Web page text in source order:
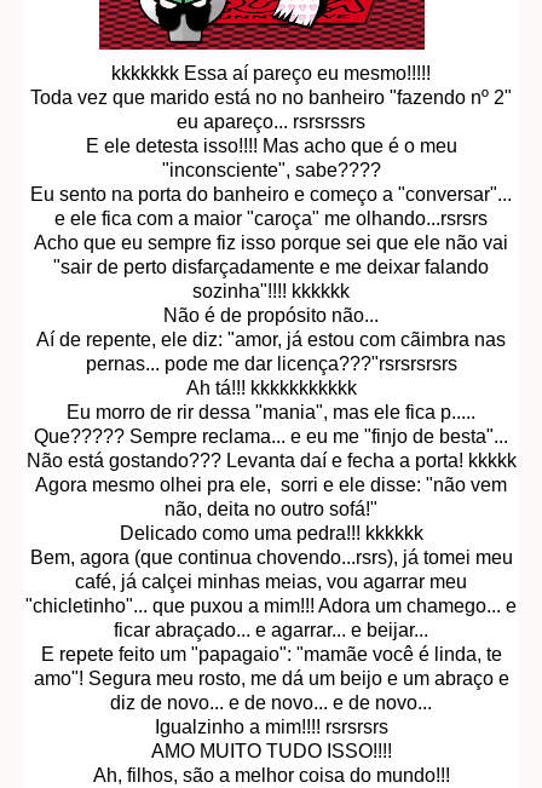
kkkkkkk Essa aí pareço eu mesmo!!!!!
Toda vez que marido está no no banheiro "fazendo nº 2"
eu apareço... rsrsrssrs
E ele detesta isso!!!! Mas acho que é o meu
"inconsciente", sabe????
Eu sento na porta do banheiro e começo a "conversar"...
e ele fica com a maior "caroça" me olhando...rsrsrs
Acho que eu sempre fiz isso porque sei que ele não vai
"sair de perto disfarçadamente e me deixar falando
sozinha"!!!! kkkkkk
Não é de propósito não...
Aí de repente, ele diz: "amor, já estou com cãimbra nas
pernas... pode me dar licença???"rsrsrsrsrs
Ah tá!!! kkkkkkkkkkk
Eu morro de rir dessa "mania", mas ele fica p.....
Que????? Sempre reclama... e eu me "finjo de besta"...
Não está gostando??? Levanta daí e fecha a porta! kkkkk
Agora mesmo olhei pra ele, sorri e ele disse: "não vem
não, deita no outro sofá!"
Delicado como uma pedra!!! kkkkkk
Bem, agora (que continua chovendo...rsrs), já tomei meu
café, já calçei minhas meias, vou agarrar meu
"chicletinho"... que puxou a mim!!! Adora um chamego... e
ficar abraçado... e agarrar... e beijar...
E repete feito um "papagaio": "mamãe você é linda, te
amo"! Segura meu rosto, me dá um beijo e um abraço e
diz de novo... e de novo... e de novo...
Igualzinho a mim!!!! rsrsrsrs
AMO MUITO TUDO ISSO!!!!
Ah, filhos, são a melhor coisa do mundo!!!